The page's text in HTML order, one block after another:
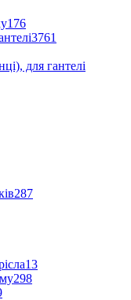
176
3761
для гантелі
287
13
298